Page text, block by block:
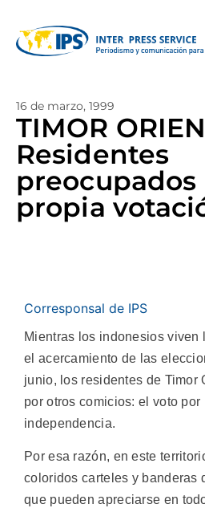
16 de marzo, 1999
TIMOR
Residentes
preocupados
propia
Corresponsal de IPS
Mientras los indonesios viven
el acercamiento de las
junio, los residentes de Timor
por otros comicios: el voto por
independencia.
Por esa razón, en este
coloridos carteles y banderas
que pueden apreciarse en